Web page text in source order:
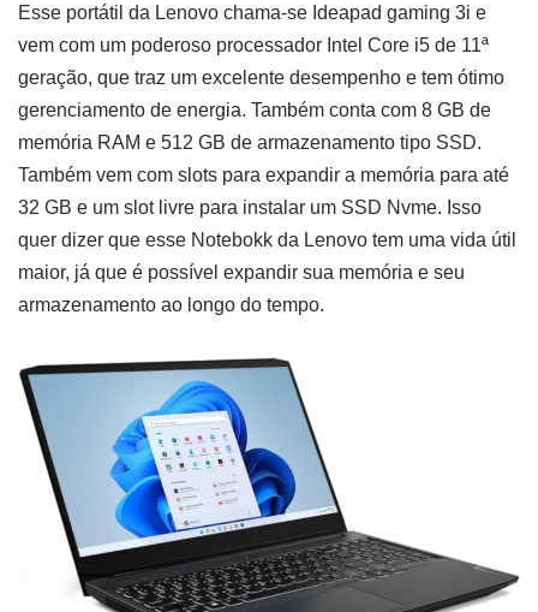
Esse portátil da Lenovo chama-se Ideapad gaming 3i e
vem com um poderoso processador Intel Core i5 de 11ª
geração, que traz um excelente desempenho e tem ótimo
gerenciamento de energia. Também conta com 8 GB de
memória RAM e 512 GB de armazenamento tipo SSD.
Também vem com slots para expandir a memória para até
32 GB e um slot livre para instalar um SSD Nvme. Isso
quer dizer que esse Notebokk da Lenovo tem uma vida útil
maior, já que é possível expandir sua memória e seu
armazenamento ao longo do tempo.